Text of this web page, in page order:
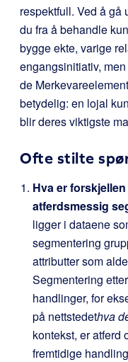
respektfull. Ved å gå
du fra å behandle
bygge ekte, varige
engangsinitiativ,
de
betydelig: en lojal
blir deres viktigste
Ofte stilte
Hva er
atferdsmessig
ligger i dataene
segmentering
attributter som
Segmentering
handlinger, for
på nettstedethva
kontekst, er atferd
fremtidige